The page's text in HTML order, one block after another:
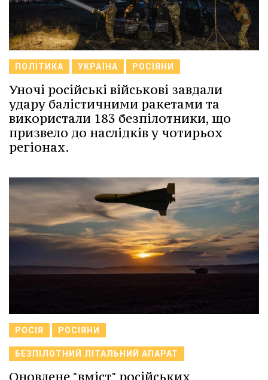
ПОЛІТИКА УКРАЇНА РОСІЯНИ
Уночі російські військові завдали
удару балістичними ракетами та
використали 183 безпілотники, що
призвело до наслідків у чотирьох
регіонах.
РОСІЯ РОСІЯНИ
БЕЗПІЛОТНИЙ ЛІТАЛЬНИЙ АПАРАТ
Оновлене "вміст" російських